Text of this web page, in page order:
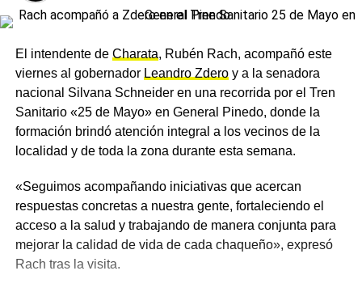
El intendente de Charata, Rubén Rach, acompañó este
viernes al gobernador Leandro Zderoy a la senadora
nacional Silvana Schneider en una recorrida por el Tren
Sanitario «25 de Mayo» en General Pinedo, donde la
formación brindó atención integral a los vecinos de la
localidad y de toda la zona durante esta semana.
«Seguimos acompañando iniciativas que acercan
respuestas concretas a nuestra gente, fortaleciendo el
acceso a la salud y trabajando de manera conjunta para
mejorar la calidad de vida de cada chaqueño», expresó
Rach tras la visita.